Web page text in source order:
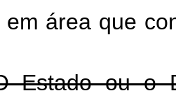
área que
ou o